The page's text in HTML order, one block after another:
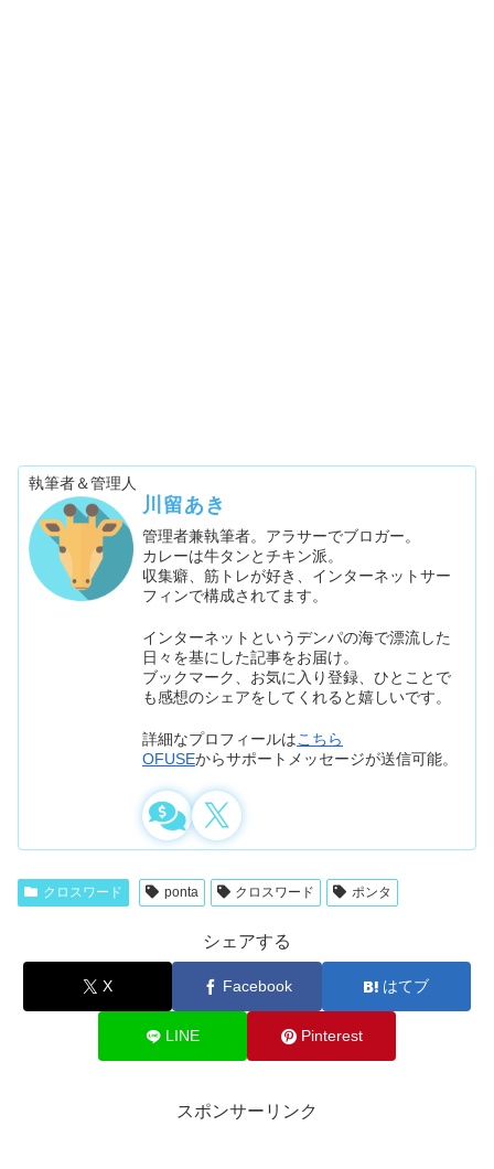
執筆者＆管理人
川留あき
管理者兼執筆者。アラサーでブロガー。
カレーは牛タンとチキン派。
収集癖、筋トレが好き、インターネットサー
フィンで構成されてます。
インターネットというデンパの海で漂流した
日々を基にした記事をお届け。
ブックマーク、お気に入り登録、ひとことで
も感想のシェアをしてくれると嬉しいです。
詳細なプロフィールはこちら
OFUSEからサポートメッセージが送信可能。
クロスワード ponta クロスワード ポンタ
シェアする
X Facebook はてブ
LINE Pinterest
スポンサーリンク